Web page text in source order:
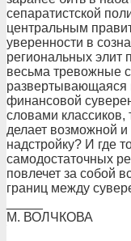
сепаратистской
центральным
уверенности в
региональных элит
весьма тревожные
развертывающаяся
финансовой
словами классиков,
делает возможной
надстройку? И где
самодостаточных
повлечет за собой
границ между
М. ВОЛЧКОВА